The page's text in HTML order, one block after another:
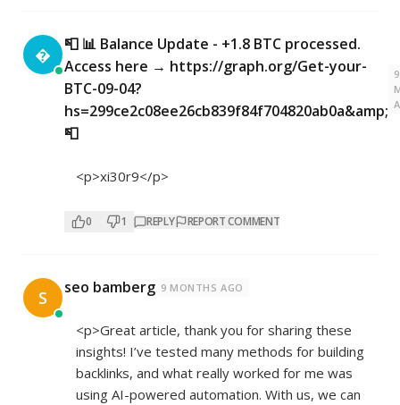

📮 📊 Balance Update - +1.8 BTC processed.
Access here → https://graph.org/Get-your-
BTC-09-04?
hs=299ce2c08ee26cb839f84f704820ab0a&amp;
📮
9
<p>xi30r9</p>
0 1 REPLY REPORT COMMENT
S seo bamberg 9 MONTHS AGO
<p>Great article, thank you for sharing these
insights! I’ve tested many methods for building
backlinks, and what really worked for me was
using AI-powered automation. With us, we can